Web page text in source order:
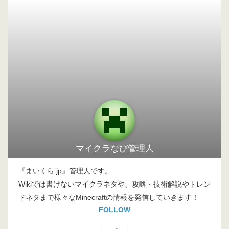
マイクラなび管理人
『まいくら.jp』管理人です。
Wikiでは書けないマイクラネタや、攻略・技術解説やトレン
ドネタまで様々なMinecraftの情報を発信していきます！
FOLLOW